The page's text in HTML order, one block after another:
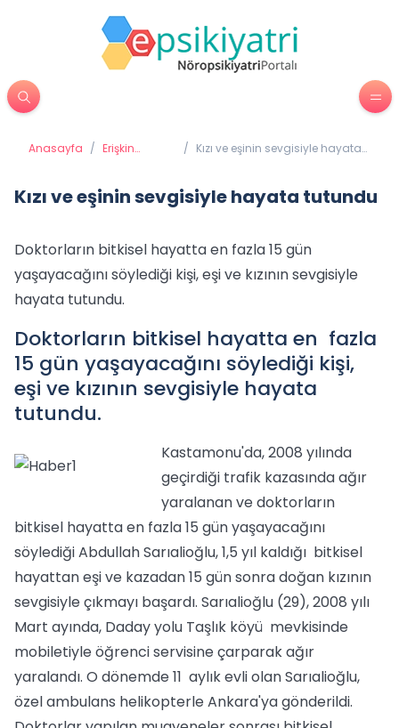
Anasayfa / Erişkin
/ Kızı ve eşinin sevgisiyle hayata
Kızı ve eşinin sevgisiyle hayata tutundu
Doktorların bitkisel hayatta en fazla 15 gün
yaşayacağını söylediği kişi, eşi ve kızının sevgisiyle
hayata tutundu.
Doktorların bitkisel hayatta en fazla
15 gün yaşayacağını söylediği kişi,
eşi ve kızının sevgisiyle hayata
tutundu.
Kastamonu'da, 2008 yılında
geçirdiği trafik kazasında ağır
yaralanan ve doktorların
bitkisel hayatta en fazla 15 gün yaşayacağını
söylediği Abdullah Sarıalioğlu, 1,5 yıl kaldığı bitkisel
hayattan eşi ve kazadan 15 gün sonra doğan kızının
sevgisiyle çıkmayı başardı. Sarıalioğlu (29), 2008 yılı
Mart ayında, Daday yolu Taşlık köyü mevkisinde
mobiletiyle öğrenci servisine çarparak ağır
yaralandı. O dönemde 11 aylık evli olan Sarıalioğlu,
özel ambulans helikopterle Ankara'ya gönderildi.